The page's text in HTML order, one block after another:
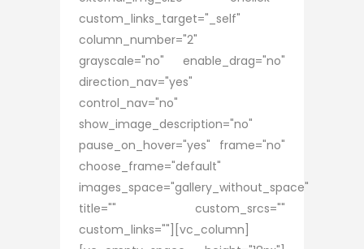
custom_links_target="_self"
column_number="2"
grayscale="no" enable_drag="no"
direction_nav="yes"
control_nav="no"
show_image_description="no"
pause_on_hover="yes" frame="no"
choose_frame="default"
images_space="gallery_without_space"
title="" custom_srcs=""
custom_links=""][vc_column]